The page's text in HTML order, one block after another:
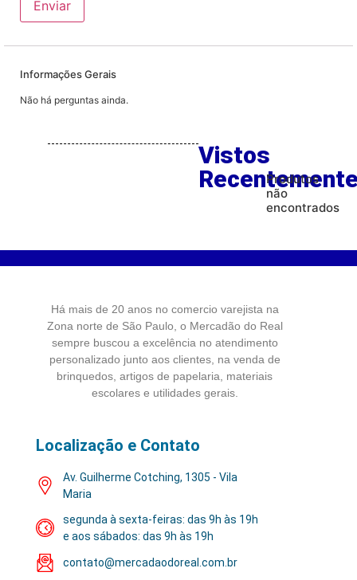
Informações Gerais
Não há perguntas ainda.
Vistos
Produtos
não
encontrados
Há mais de 20 anos no comercio varejista na
Zona norte de São Paulo, o Mercadão do Real
sempre buscou a excelência no atendimento
personalizado junto aos clientes, na venda de
brinquedos, artigos de papelaria, materiais
escolares e utilidades gerais.
Localização e Contato
Av. Guilherme Cotching, 1305 - Vila
Maria
segunda à sexta-feiras: das 9h às 19h
e aos sábados: das 9h às 19h
contato@mercadaodoreal.com.br